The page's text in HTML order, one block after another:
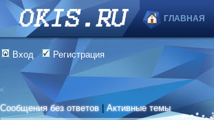
ГЛАВНАЯ
Вход Регистрация
Сообщения без ответов |Активные темы